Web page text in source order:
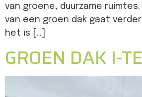
van groene, duurzame
van een groen dak gaat
het is […]
GROEN DAK I-